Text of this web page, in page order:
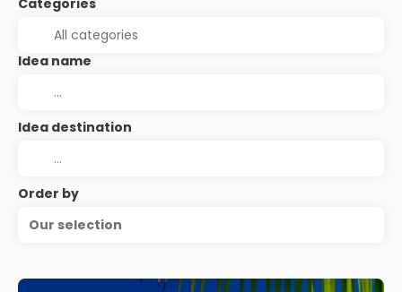
Categories
Idea name
Idea destination
Order by
Our selection